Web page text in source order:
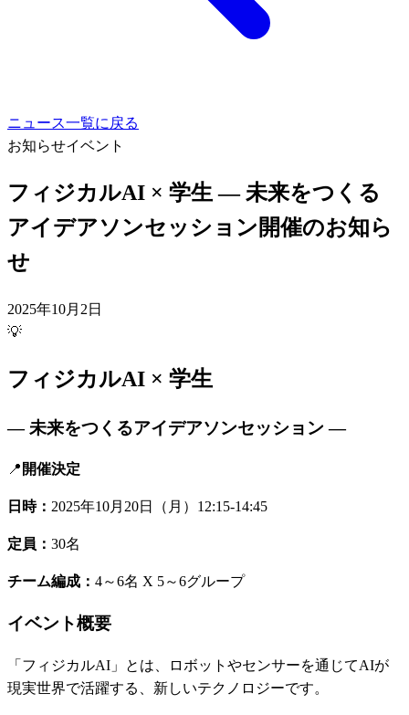
ニュース一覧に戻る
お知らせイベント
フィジカルAI × 学生 ― 未来をつくる
アイデアソンセッション開催のお知ら
せ
2025年10月2日
💡
フィジカルAI × 学生
― 未来をつくるアイデアソンセッション ―
📍 開催決定
日時： 2025年10月20日（月）12:15-14:45
定員： 30名
チーム編成： 4～6名 X 5～6グループ
イベント概要
「フィジカルAI」とは、ロボットやセンサーを通じてAIが
現実世界で活躍する、新しいテクノロジーです。